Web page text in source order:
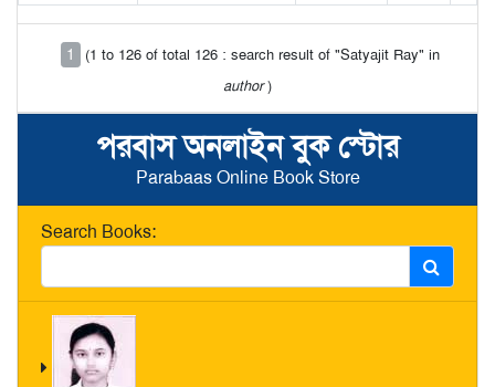
পরবাস অনলাইন বুক স্টোর
Parabaas Online Book Store
Search Books:
1
(1 to 126 of total 126 : search result of "Satyajit Ray" in
author)